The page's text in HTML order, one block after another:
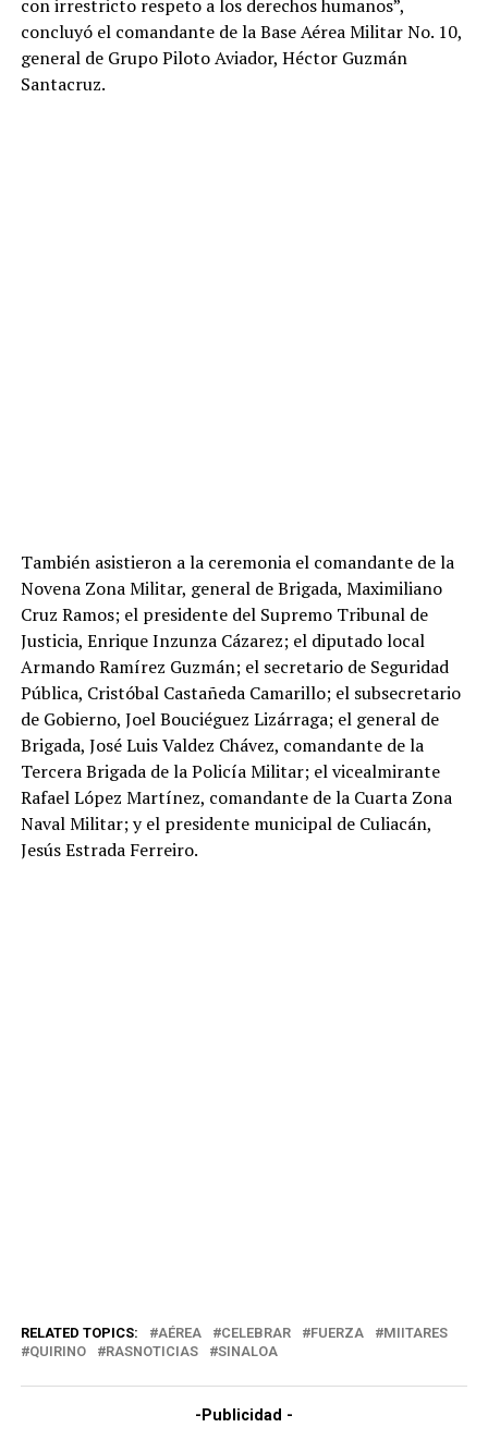
con irrestricto respeto a los derechos humanos”,
concluyó el comandante de la Base Aérea Militar No. 10,
general de Grupo Piloto Aviador, Héctor Guzmán
Santacruz.
También asistieron a la ceremonia el comandante de la
Novena Zona Militar, general de Brigada, Maximiliano
Cruz Ramos; el presidente del Supremo Tribunal de
Justicia, Enrique Inzunza Cázarez; el diputado local
Armando Ramírez Guzmán; el secretario de Seguridad
Pública, Cristóbal Castañeda Camarillo; el subsecretario
de Gobierno, Joel Bouciéguez Lizárraga; el general de
Brigada, José Luis Valdez Chávez, comandante de la
Tercera Brigada de la Policía Militar; el vicealmirante
Rafael López Martínez, comandante de la Cuarta Zona
Naval Militar; y el presidente municipal de Culiacán,
Jesús Estrada Ferreiro.
RELATED TOPICS: AÉREA CELEBRAR FUERZA
MIITARES
QUIRINO
RASNOTICIAS SINALOA
-Publicidad -